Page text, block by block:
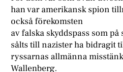
han var amerikansk spion
också förekomsten
av falska skyddspass som
sålts till nazister ha bidragit
ryssarnas allmänna
Wallenberg.